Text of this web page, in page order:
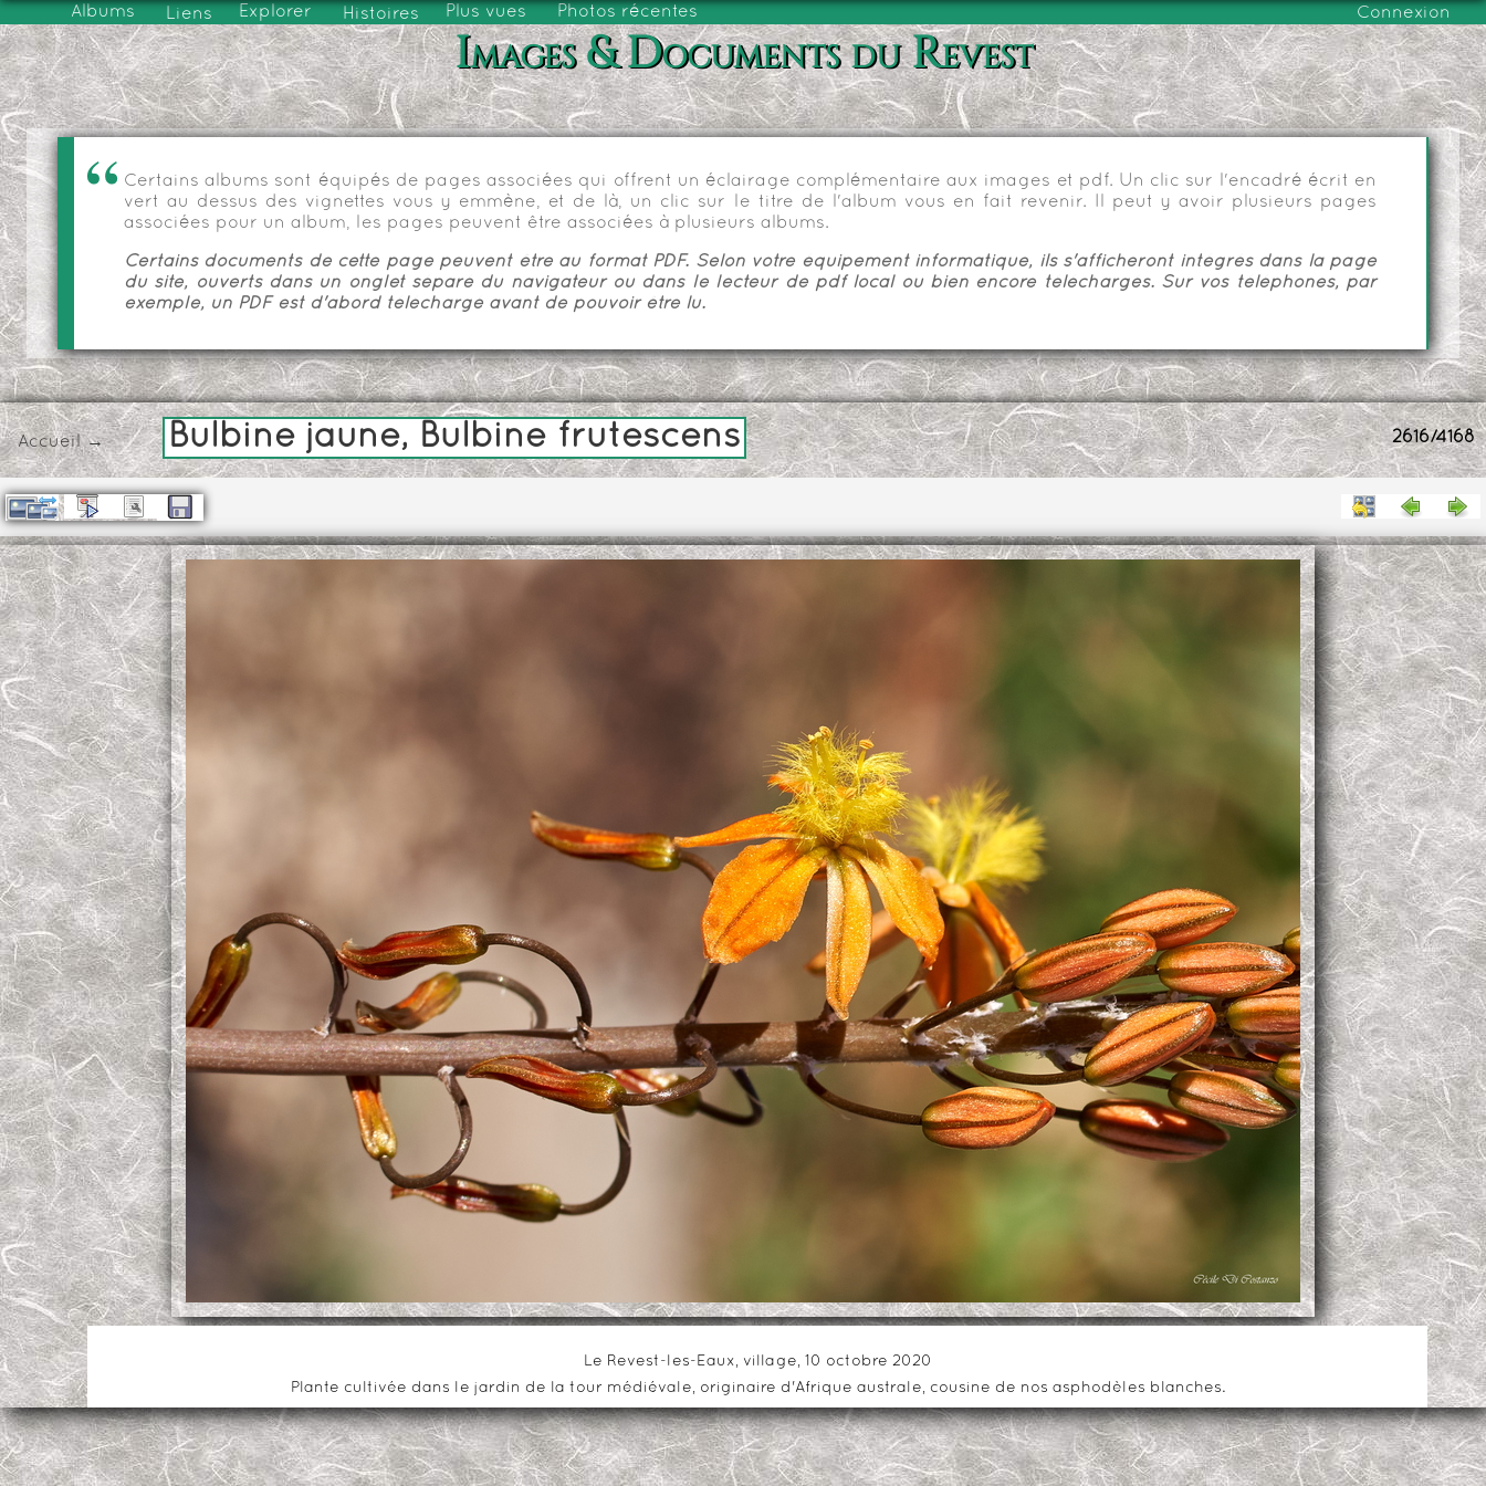
Albums Liens Explorer Histoires Plus vues Photos récentes Connexion
Images & Documents du Revest
Certains albums sont équipés de pages associées qui offrent un éclairage complémentaire aux images et pdf. Un clic sur l'encadré écrit en
vert au dessus des vignettes vous y emmène, et de là, un clic sur le titre de l'album vous en fait revenir. Il peut y avoir plusieurs pages
associées pour un album, les pages peuvent être associées à plusieurs albums.
Certains documents de cette page peuvent être au format PDF. Selon votre équipement informatique, ils s'afficheront intégrés dans la page
du site, ouverts dans un onglet séparé du navigateur ou dans le lecteur de pdf local ou bien encore téléchargés. Sur vos téléphones, par
exemple, un PDF est d'abord téléchargé avant de pouvoir être lu.
2616/4168
Accueil→ Bulbine jaune, Bulbine frutescens
Le Revest-les-Eaux, village, 10 octobre 2020
Plante cultivée dans le jardin de la tour médiévale, originaire d'Afrique australe, cousine de nos asphodèles blanches.